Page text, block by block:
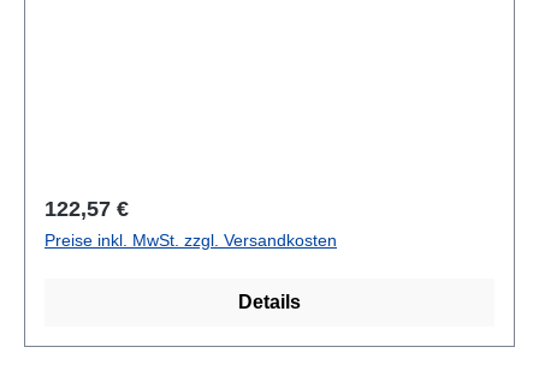
Regulärer Preis:
122,57 €
Preise inkl. MwSt. zzgl. Versandkosten
Details